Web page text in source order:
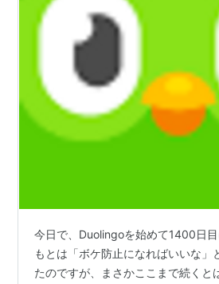
今日で、Duolingoを始めて1400日
もとは「ボケ防止になればいいな」
たのですが、まさかここまで続くと